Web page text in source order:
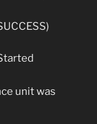
unit was